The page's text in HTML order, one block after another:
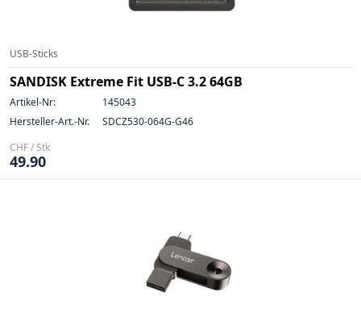
USB-Sticks
SANDISK Extreme Fit USB-C 3.2 64GB
Artikel-Nr:
145043
Hersteller-Art.-Nr.
SDCZ530-064G-G46
CHF / Stk
49.90